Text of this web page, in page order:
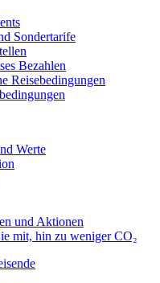
Sondertarife
Bezahlen
Reisebedingungen
Werte
und Aktionen
mit, hin zu weniger CO₂